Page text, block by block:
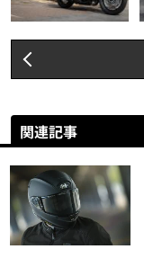
関連記事